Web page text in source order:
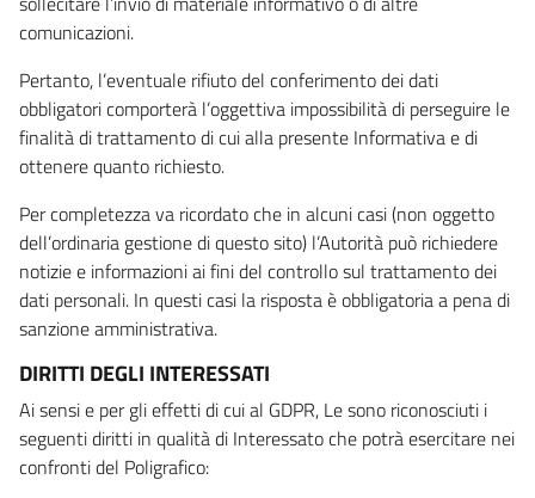
comunicazioni.
Pertanto, l’eventuale rifiuto del conferimento dei dati
obbligatori comporterà l’oggettiva impossibilità di perseguire le
finalità di trattamento di cui alla presente Informativa e di
ottenere quanto richiesto.
Per completezza va ricordato che in alcuni casi (non oggetto
dell’ordinaria gestione di questo sito) l’Autorità può richiedere
notizie e informazioni ai fini del controllo sul trattamento dei
dati personali. In questi casi la risposta è obbligatoria a pena di
sanzione amministrativa.
DIRITTI DEGLI INTERESSATI
Ai sensi e per gli effetti di cui al GDPR, Le sono riconosciuti i
seguenti diritti in qualità di Interessato che potrà esercitare nei
confronti del Poligrafico: